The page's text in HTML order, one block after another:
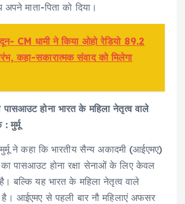
माता-पिता को दिया।
CM धामी ने किया ओहो रेडियो 89.2
कहा-सकारात्मक संवाद को मिलेगा
होना भारत के महिला नेतृत्व वाले
मुर्मू
मुर्मू ने कहा कि भारतीय सैन्य अकादमी (आईएमए)
पासआउट होना रक्षा सेनाओं के लिए केवल
बल्कि यह भारत के महिला नेतृत्व वाले
है। आईएमए से पहली बार नौ महिलाएं अफसर